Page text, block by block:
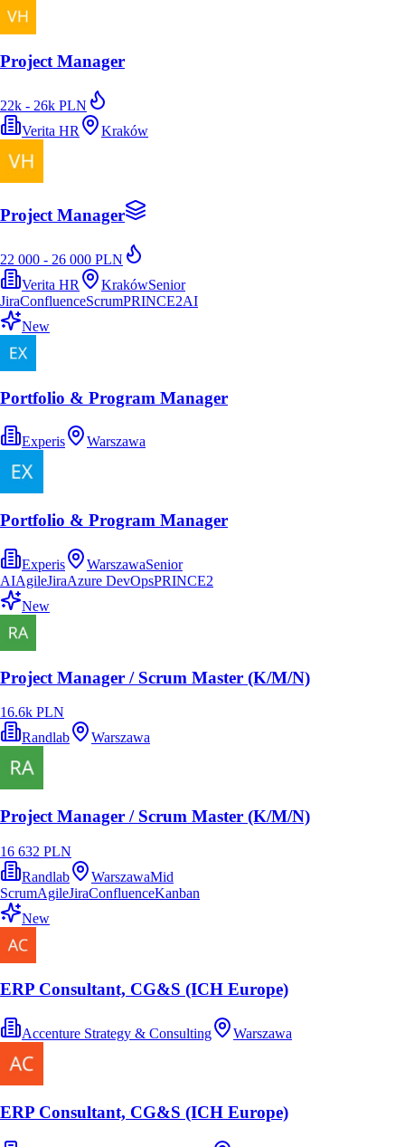
Project Manager
22k - 26k PLN
Verita HR
Kraków
Project Manager
22 000 - 26 000 PLN
Verita HR
KrakówSenior
JiraConfluenceScrumPRINCE2AI
New
Portfolio & Program Manager
Experis Warszawa
Portfolio & Program Manager
Experis WarszawaSenior
AIAgileJiraAzure DevOpsPRINCE2
New
Project Manager / Scrum Master (K/M/N)
16.6k PLN
Randlab
Warszawa
Project Manager / Scrum Master (K/M/N)
16 632 PLN
Randlab
WarszawaMid
ScrumAgileJiraConfluenceKanban
New
ERP Consultant, CG&S (ICH Europe)
Accenture Strategy & Consulting Warszawa
ERP Consultant, CG&S (ICH Europe)